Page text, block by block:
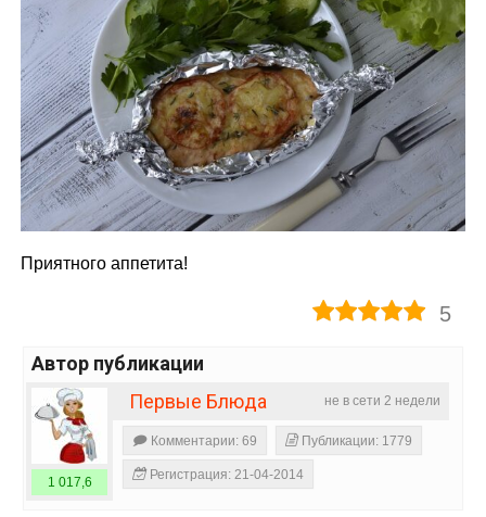
Приятного аппетита!
5
Автор публикации
не в сети 2 недели
Первые Блюда
1 017,6
Комментарии: 69 Публикации: 1779
Регистрация: 21-04-2014